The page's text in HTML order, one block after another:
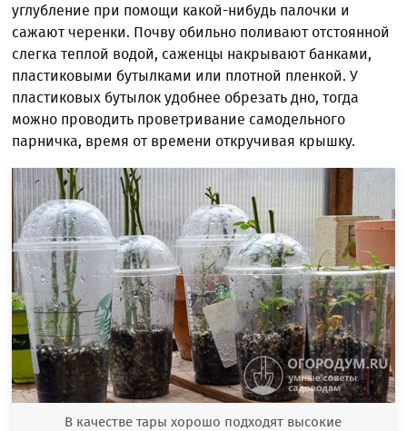
углубление при помощи какой-нибудь палочки и
сажают черенки. Почву обильно поливают отстоянной
слегка теплой водой, саженцы накрывают банками,
пластиковыми бутылками или плотной пленкой. У
пластиковых бутылок удобнее обрезать дно, тогда
можно проводить проветривание самодельного
парничка, время от времени откручивая крышку.
В качестве тары хорошо подходят высокие